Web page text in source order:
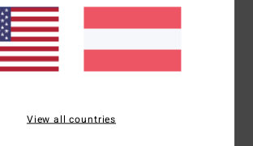
Verifizierter Kauf
View all countries